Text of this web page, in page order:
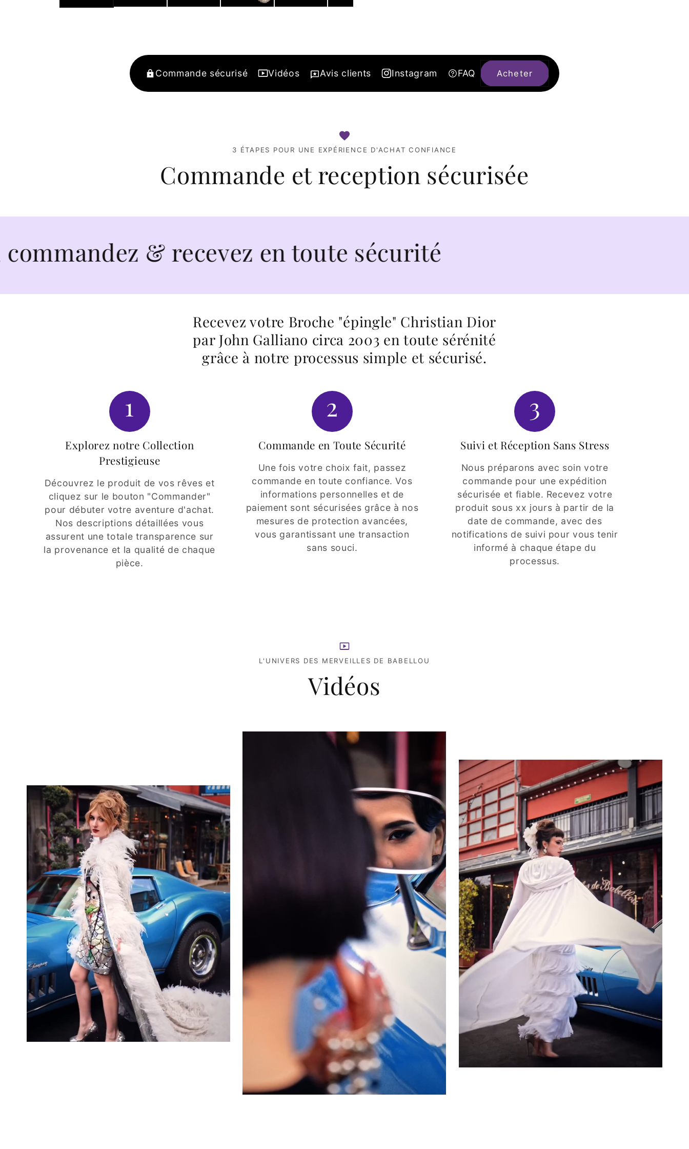
Commande sécurisé Vidéos Avis clients Instagram FAQ Acheter
3 ÉTAPES POUR UNE EXPÉRIENCE D'ACHAT CONFIANCE
Commande et reception sécurisée
& recevez en toute sécurité
Recevez votre Broche "épingle" Christian Dior
par John Galliano circa 2003 en toute sérénité
grâce à notre processus simple et sécurisé.
1
Explorez notre Collection
Prestigieuse
Découvrez le produit de vos rêves et
cliquez sur le bouton "Commander"
pour débuter votre aventure d'achat.
Nos descriptions détaillées vous
assurent une totale transparence sur
la provenance et la qualité de chaque
pièce.
2
Commande en Toute Sécurité
Une fois votre choix fait, passez
commande en toute confiance. Vos
informations personnelles et de
paiement sont sécurisées grâce à nos
mesures de protection avancées,
vous garantissant une transaction
sans souci.
3
Suivi et Réception Sans Stress
Nous préparons avec soin votre
commande pour une expédition
sécurisée et fiable. Recevez votre
produit sous xx jours à partir de la
date de commande, avec des
notifications de suivi pour vous tenir
informé à chaque étape du
processus.
L'UNIVERS DES MERVEILLES DE BABELLOU
Vidéos